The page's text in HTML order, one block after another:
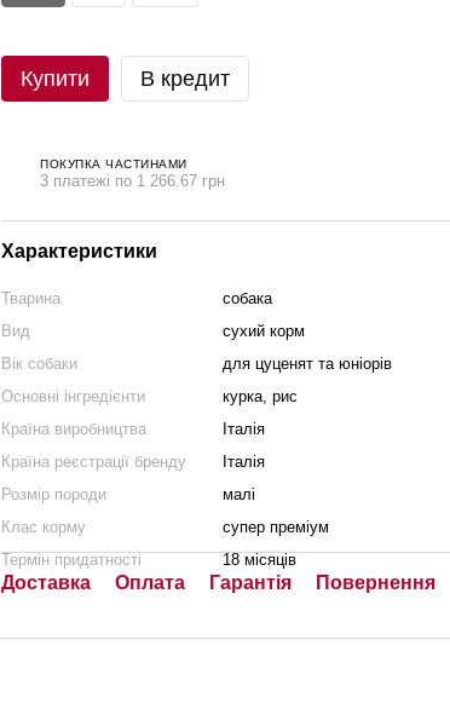
Купити В кредит
ПОКУПКА ЧАСТИНАМИ
3 платежі по 1 266.67 грн
Характеристики
Тварина
собака
Вид
сухий корм
Вік собаки
для цуценят та юніорів
Основні інгредієнти
курка, рис
Країна виробництва
Італія
Країна реєстрації бренду
Італія
Розмір породи
малі
Клас корму
супер преміум
Термін придатності
18 місяців
Доставка Оплата Гарантія Повернення